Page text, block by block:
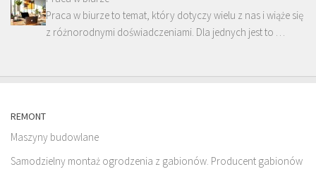
Praca w biurze to temat, który dotyczy wielu z nas i wiąże się
z różnorodnymi doświadczeniami. Dla jednych jest to …
REMONT
Maszyny budowlane
Samodzielny montaż ogrodzenia z gabionów. Producent gabionów